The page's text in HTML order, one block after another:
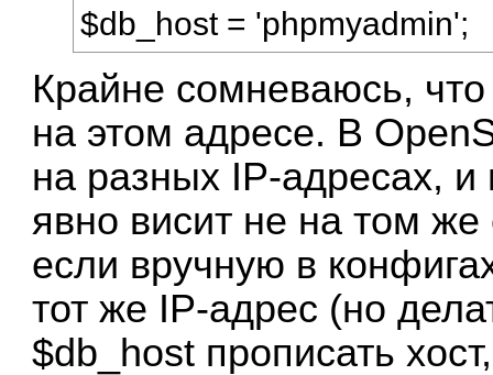
$db_host = 'phpmyadmin';
Крайне сомневаюсь,
на этом адресе. В
на разных IP-адресах,
явно висит не на том
если вручную в
тот же IP-адрес (но
$db_host прописать